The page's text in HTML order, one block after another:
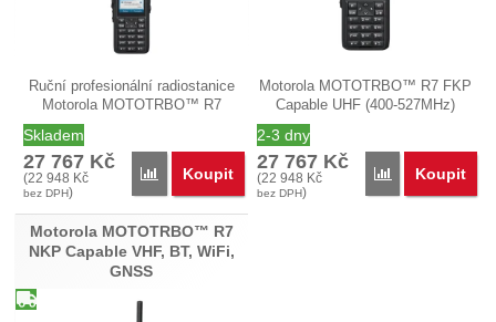
Ruční profesionální radiostanice
Motorola MOTOTRBO™ R7
Skladem
27 767 Kč
(22 948 Kč
bez DPH)
Porovnat
Koupit
Motorola MOTOTRBO™ R7 FKP
Capable UHF (400-527MHz)
2-3 dny
27 767 Kč
(22 948 Kč
bez DPH)
Porovnat
Koupit
Motorola MOTOTRBO™ R7
NKP Capable VHF, BT, WiFi,
GNSS